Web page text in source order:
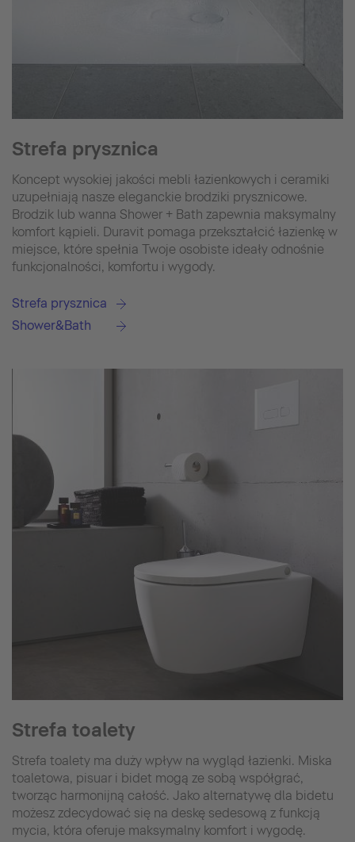
Strefa prysznica
Koncept wysokiej jakości mebli łazienkowych i ceramiki
uzupełniają nasze eleganckie brodziki prysznicowe.
Brodzik lub wanna Shower + Bath zapewnia maksymalny
komfort kąpieli. Duravit pomaga przekształcić łazienkę w
miejsce, które spełnia Twoje osobiste ideały odnośnie
funkcjonalności, komfortu i wygody.
Strefa prysznica
Shower&Bath
Strefa toalety
Strefa toalety ma duży wpływ na wygląd łazienki. Miska
toaletowa, pisuar i bidet mogą ze sobą współgrać,
tworząc harmonijną całość. Jako alternatywę dla bidetu
możesz zdecydować się na deskę sedesową z funkcją
mycia, która oferuje maksymalny komfort i wygodę.